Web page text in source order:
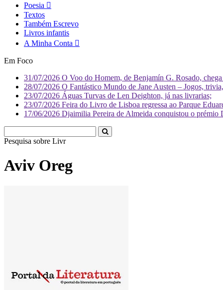
Poesia
Textos
Também Escrevo
Livros infantis
A Minha Conta
Em Foco
31/07/2026 O Voo do Homem, de Benjamín G. Rosado,
28/07/2026 O Fantástico Mundo de Jane Austen – Jogos,
23/07/2026 Águas Turvas de Len Deighton, já nas livrarias;
23/07/2026 Feira do Livro de Lisboa regressa ao Parque
17/06/2026 Djaimilia Pereira de Almeida conquistou o
Pesquisa sobre Literatura
Aviv Oreg